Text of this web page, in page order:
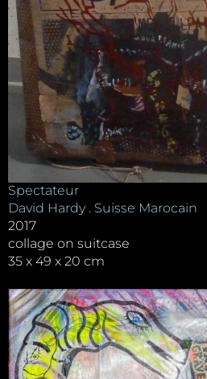
Spectateur
David Hardy . Suisse Marocain
2017
collage on suitcase
35 x 49 x 20 cm